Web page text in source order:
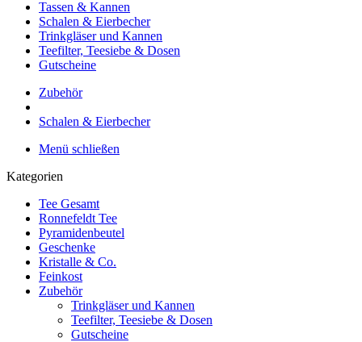
Tassen & Kannen
Schalen & Eierbecher
Trinkgläser und Kannen
Teefilter, Teesiebe & Dosen
Gutscheine
Zubehör
Schalen & Eierbecher
Menü schließen
Kategorien
Tee Gesamt
Ronnefeldt Tee
Pyramidenbeutel
Geschenke
Kristalle & Co.
Feinkost
Zubehör
Trinkgläser und Kannen
Teefilter, Teesiebe & Dosen
Gutscheine